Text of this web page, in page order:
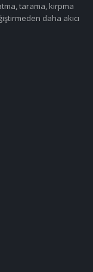
tarama, kırpma
daha akıcı